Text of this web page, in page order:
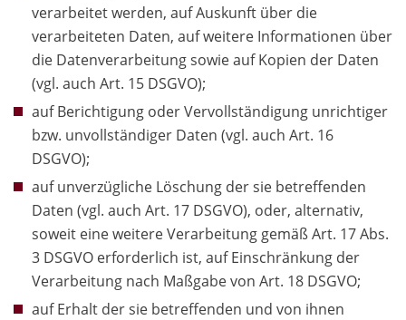
verarbeitet werden, auf Auskunft über die
verarbeiteten Daten, auf weitere Informationen über
die Datenverarbeitung sowie auf Kopien der Daten
(vgl. auch Art. 15 DSGVO);
auf Berichtigung oder Vervollständigung unrichtiger
bzw. unvollständiger Daten (vgl. auch Art. 16
DSGVO);
auf unverzügliche Löschung der sie betreffenden
Daten (vgl. auch Art. 17 DSGVO), oder, alternativ,
soweit eine weitere Verarbeitung gemäß Art. 17 Abs.
3 DSGVO erforderlich ist, auf Einschränkung der
Verarbeitung nach Maßgabe von Art. 18 DSGVO;
auf Erhalt der sie betreffenden und von ihnen